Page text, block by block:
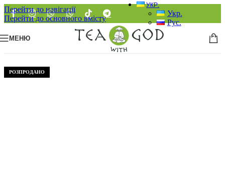
Перейти до навігації
Перейти до основного вмісту
УКР.
Укр.
Рус.
МЕНЮ
РОЗПРОДАНО